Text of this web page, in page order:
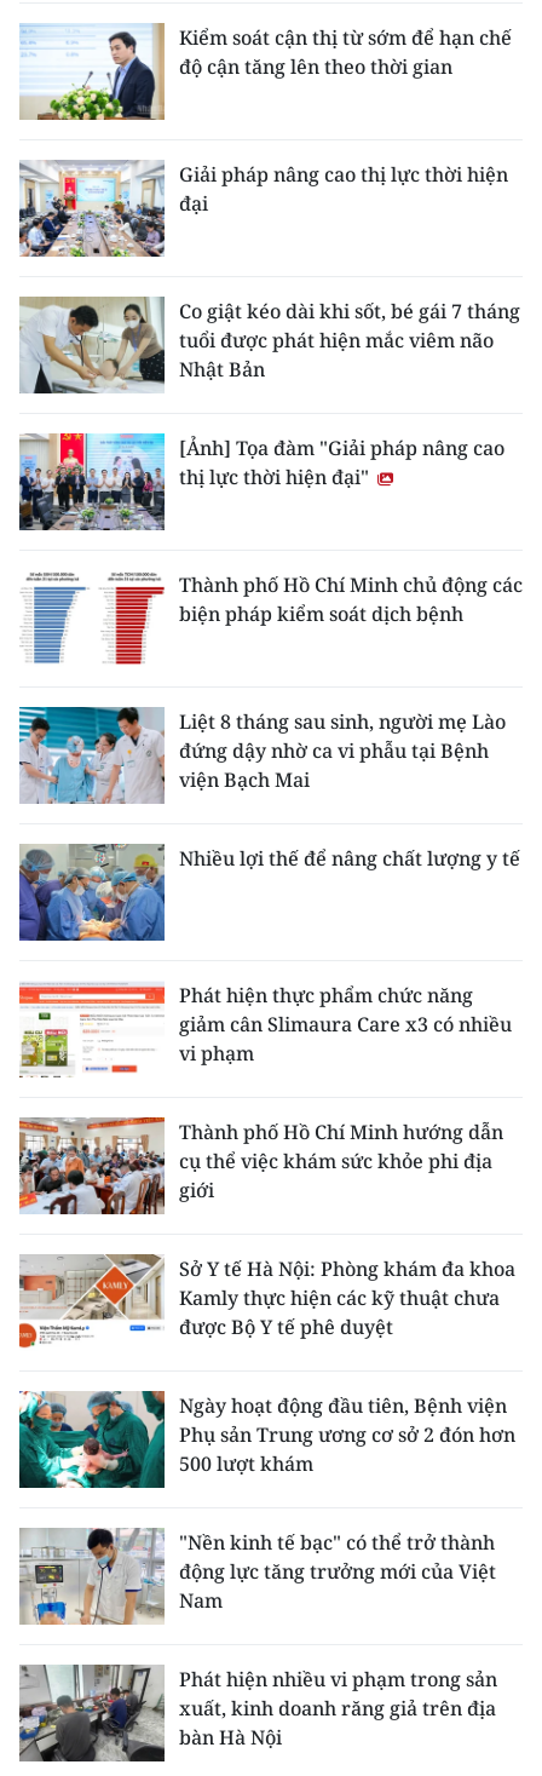
Kiểm soát cận thị từ sớm để hạn chế
độ cận tăng lên theo thời gian
Giải pháp nâng cao thị lực thời hiện
đại
Co giật kéo dài khi sốt, bé gái 7 tháng
tuổi được phát hiện mắc viêm não
Nhật Bản
[Ảnh] Tọa đàm "Giải pháp nâng cao
thị lực thời hiện đại"
Thành phố Hồ Chí Minh chủ động các
biện pháp kiểm soát dịch bệnh
Liệt 8 tháng sau sinh, người mẹ Lào
đứng dậy nhờ ca vi phẫu tại Bệnh
viện Bạch Mai
Nhiều lợi thế để nâng chất lượng y tế
Phát hiện thực phẩm chức năng
giảm cân Slimaura Care x3 có nhiều
vi phạm
Thành phố Hồ Chí Minh hướng dẫn
cụ thể việc khám sức khỏe phi địa
giới
Sở Y tế Hà Nội: Phòng khám đa khoa
Kamly thực hiện các kỹ thuật chưa
được Bộ Y tế phê duyệt
Ngày hoạt động đầu tiên, Bệnh viện
Phụ sản Trung ương cơ sở 2 đón hơn
500 lượt khám
"Nền kinh tế bạc" có thể trở thành
động lực tăng trưởng mới của Việt
Nam
Phát hiện nhiều vi phạm trong sản
xuất, kinh doanh răng giả trên địa
bàn Hà Nội